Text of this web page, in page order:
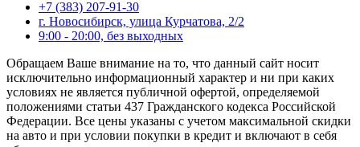
+7 (383) 207-91-30
г. Новосибирск, улица Курчатова, 2/2
9:00 - 20:00, без выходных
Обращаем Ваше внимание на то, что данный сайт носит
исключительно информационный характер и ни при каких
условиях не является публичной офертой, определяемой
положениями статьи 437 Гражданского кодекса Российской
Федерации. Все цены указаны с учетом максимальной скидки
на авто и при условии покупки в кредит и включают в себя